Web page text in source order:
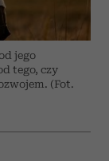
jego
tego, czy
(Fot.